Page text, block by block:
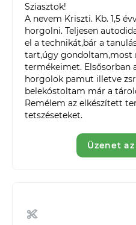
Sziasztok!
A nevem Kriszti. Kb. 1,5
horgolni. Teljesen
el a technikát,bár a
tart,úgy gondoltam,most
termékeimet.
horgolok pamut illetve
belekóstoltam már a
Remélem az elkészített
tetszéseteket.
Üzenet